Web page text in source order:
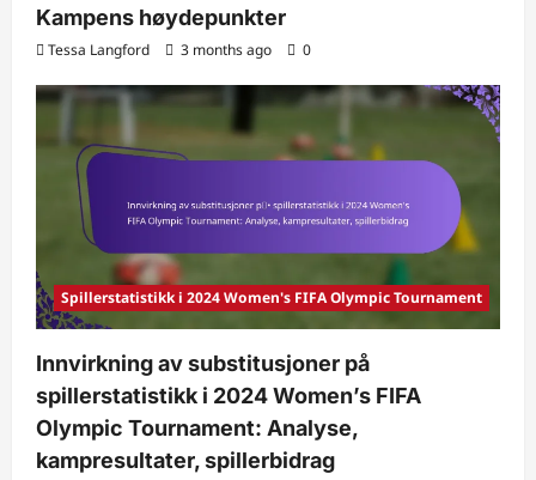
Kampens høydepunkter
Tessa Langford 3 months ago 0
Spillerstatistikk i 2024 Women's FIFA Olympic Tournament
Innvirkning av substitusjoner på
spillerstatistikk i 2024 Women’s FIFA
Olympic Tournament: Analyse,
kampresultater, spillerbidrag